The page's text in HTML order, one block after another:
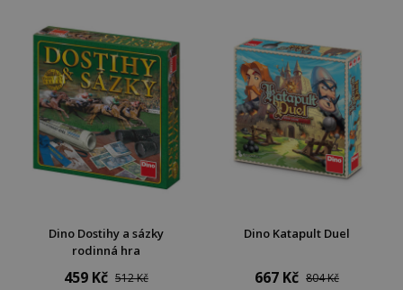
Dino Dostihy a sázky
rodinná hra
459 Kč 512 Kč
Dino Katapult Duel
667 Kč 804 Kč